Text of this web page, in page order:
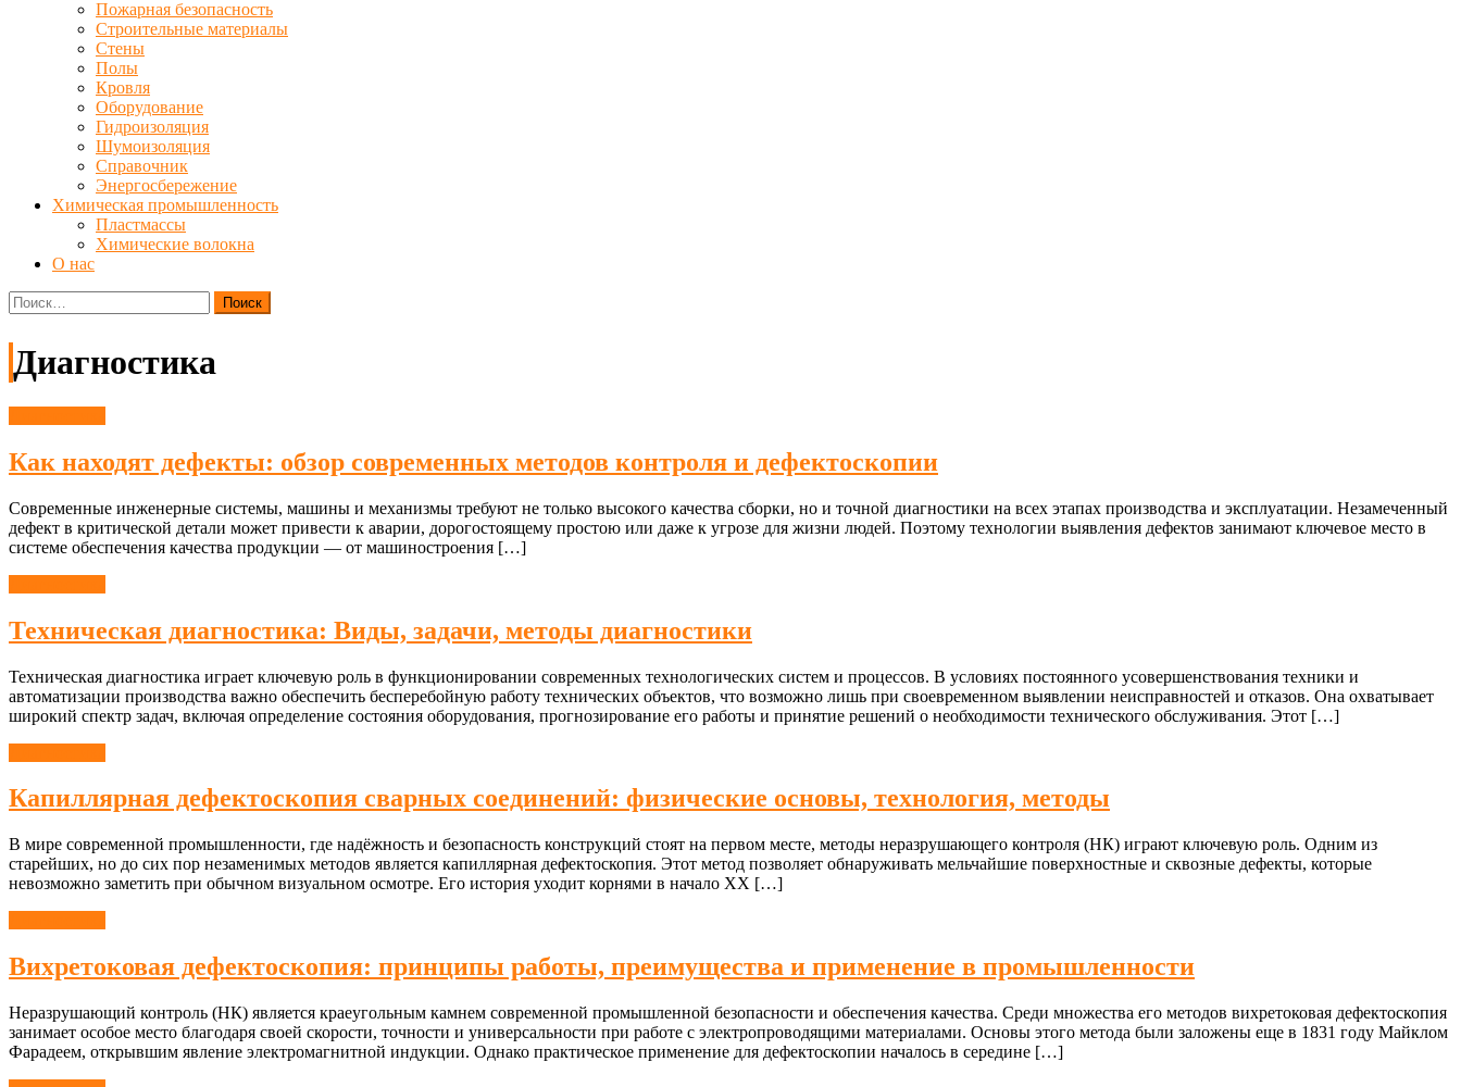
Пожарная безопасность
Строительные материалы
Стены
Полы
Кровля
Оборудование
Гидроизоляция
Шумоизоляция
Справочник
Энергосбережение
Химическая промышленность
Пластмассы
Химические волокна
О нас
Найти:
Диагностика
Как находят дефекты: обзор современных методов контроля и дефектоскопии
Современные инженерные системы, машины и механизмы требуют не только высокого качества сборки, но и точной диагностики на всех этапах производства и эксплуатации. Незамеченный
дефект в критической детали может привести к аварии, дорогостоящему простою или даже к угрозе для жизни людей. Поэтому технологии выявления дефектов занимают ключевое место в
системе обеспечения качества продукции — от машиностроения […]
Техническая диагностика: Виды, задачи, методы диагностики
Техническая диагностика играет ключевую роль в функционировании современных технологических систем и процессов. В условиях постоянного усовершенствования техники и
автоматизации производства важно обеспечить бесперебойную работу технических объектов, что возможно лишь при своевременном выявлении неисправностей и отказов. Она охватывает
широкий спектр задач, включая определение состояния оборудования, прогнозирование его работы и принятие решений о необходимости технического обслуживания. Этот […]
Капиллярная дефектоскопия сварных соединений: физические основы, технология, методы
В мире современной промышленности, где надёжность и безопасность конструкций стоят на первом месте, методы неразрушающего контроля (НК) играют ключевую роль. Одним из
старейших, но до сих пор незаменимых методов является капиллярная дефектоскопия. Этот метод позволяет обнаруживать мельчайшие поверхностные и сквозные дефекты, которые
невозможно заметить при обычном визуальном осмотре. Его история уходит корнями в начало XX […]
Вихретоковая дефектоскопия: принципы работы, преимущества и применение в промышленности
Неразрушающий контроль (НК) является краеугольным камнем современной промышленной безопасности и обеспечения качества. Среди множества его методов вихретоковая дефектоскопия
занимает особое место благодаря своей скорости, точности и универсальности при работе с электропроводящими материалами. Основы этого метода были заложены еще в 1831 году Майклом
Фарадеем, открывшим явление электромагнитной индукции. Однако практическое применение для дефектоскопии началось в середине […]